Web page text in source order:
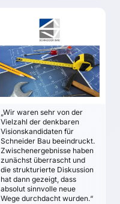
„Wir waren sehr von der
Vielzahl der denkbaren
Visionskandidaten für
Schneider Bau beeindruckt.
Zwischenergebnisse haben
zunächst überrascht und
die strukturierte Diskussion
hat dann gezeigt, dass
absolut sinnvolle neue
Wege durchdacht wurden.“
SCHNEIDERBAU
Bruno Schneider
ZIELE
Die gemeinsame
Zukunftsstrategie
basiert auf soliden
relevante
Entwicklungen im
Unternehmensumfeld
bis zum Jahr 2020
Alternative
Zukunftsbilder des
Unternehmens sind
systematisch